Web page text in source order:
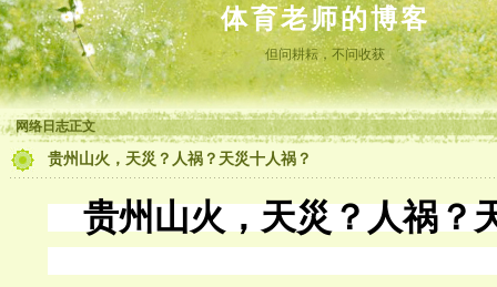
体育老师的博客
但问耕耘，不问收获
网络日志正文
贵州山火，天災？人祸？天災十人祸？
贵州山火，天災？人祸？